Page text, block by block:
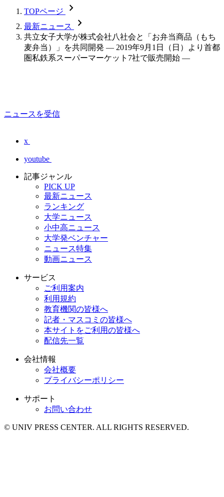
TOPページ chevron_forward
最新ニュース chevron_forward
共立女子大学が株式会社八社会と「お弁当商品（もち
麦弁当）」を共同開発 — 2019年9月1日（日）より首都
圏私鉄系スーパーマーケット7社で販売開始 —
ニュースを受信
x
youtube
記事ジャンル
PICK UP
最新ニュース
ランキング
大学ニュース
小中高ニュース
大学発ベンチャー
ニュース特集
動画ニュース
サービス
ご利用案内
利用規約
教育機関の皆様へ
記者・マスコミの皆様へ
本サイトをご利用の皆様へ
配信先一覧
会社情報
会社概要
プライバシーポリシー
サポート
お問い合わせ
© UNIV PRESS CENTER. ALL RIGHTS RESERVED.